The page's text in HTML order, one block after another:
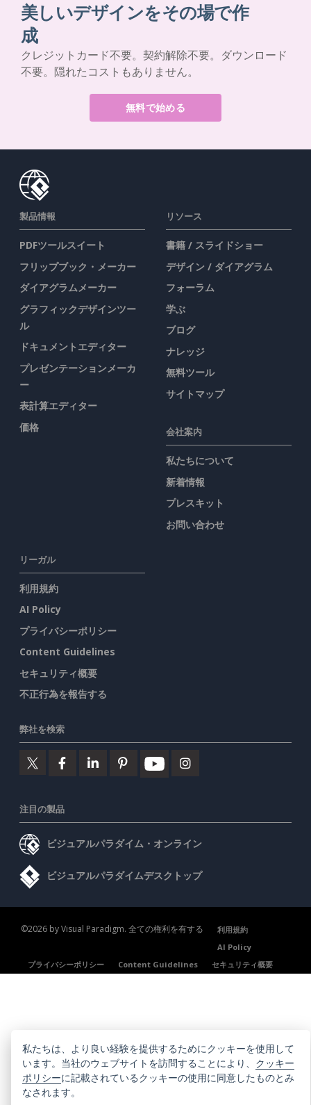
美しいデザインをその場で作
成
クレジットカード不要。契約解除不要。ダウンロード
不要。隠れたコストもありません。
無料で始める
製品情報
PDFツールスイート
フリップブック・メーカー
ダイアグラムメーカー
グラフィックデザインツー
ル
ドキュメントエディター
プレゼンテーションメーカ
ー
表計算エディター
価格
リソース
書籍 / スライドショー
デザイン / ダイアグラム
フォーラム
学ぶ
ブログ
ナレッジ
無料ツール
サイトマップ
会社案内
私たちについて
新着情報
プレスキット
お問い合わせ
リーガル
利用規約
AI Policy
プライバシーポリシー
Content Guidelines
セキュリティ概要
不正行為を報告する
弊社を検索
注目の製品
ビジュアルパラダイム・オンライン
ビジュアルパラダイムデスクトップ
©2026 by Visual Paradigm. 全ての権利を有する
利用規約
AI Policy
プライバシーポリシー
Content Guidelines セキュリティ概要
私たちは、より良い経験を提供するためにクッキーを使用して
います。当社のウェブサイトを訪問することにより、 クッキー
ポリシーに記載されているクッキーの使用に同意したものとみ
なされます。